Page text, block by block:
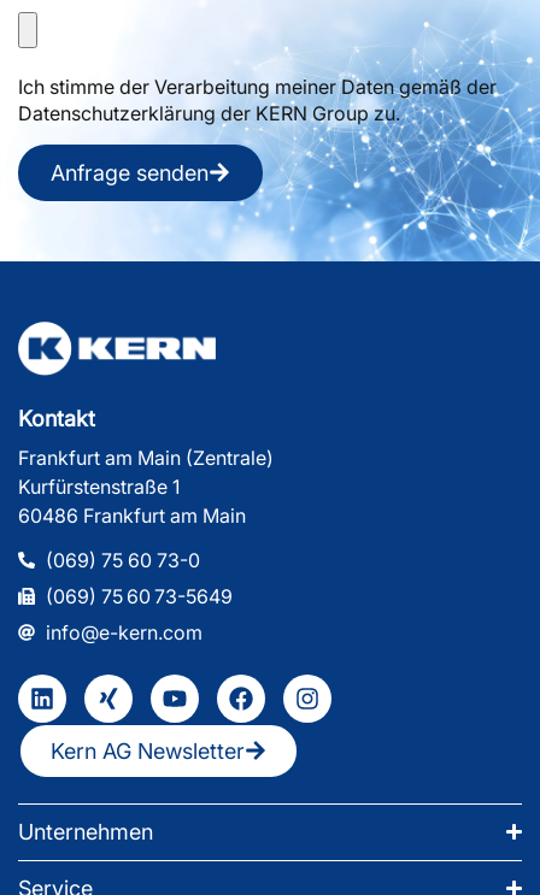
Ich stimme der Verarbeitung meiner Daten gemäß der
Datenschutzerklärung der KERN Group zu.
Anfrage senden
Kontakt
Frankfurt am Main (Zentrale)
Kurfürstenstraße 1
60486 Frankfurt am Main
(069) 75 60 73-0
(069) 75 60 73-5649
info@e-kern.com
Kern AG Newsletter
Unternehmen
Service